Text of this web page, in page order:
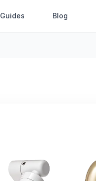
Guides Blog